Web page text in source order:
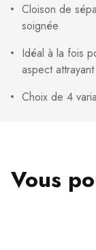
Cloison de
soignée
Idéal à la fois
aspect attrayant
Choix de 4
Vous